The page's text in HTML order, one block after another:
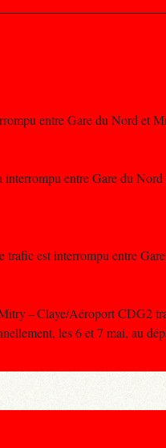
entre Gare du Nord et
entre Gare du
trafic est interrompu entre
– Claye/Aéroport CDG2
les 6 et 7 mai, au